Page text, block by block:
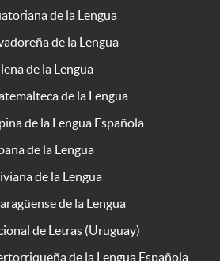
de la Lengua
de la Lengua
de la Lengua
de la Lengua
de la Lengua Española
de la Lengua
de la Lengua
de la Lengua
de Letras (Uruguay)
de la Lengua Española